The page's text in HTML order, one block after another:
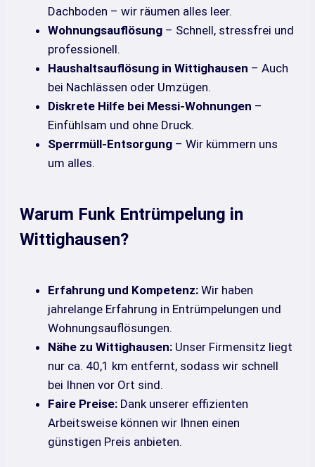
Dachboden – wir räumen alles leer.
Wohnungsauflösung – Schnell, stressfrei und
professionell.
Haushaltsauflösung in Wittighausen – Auch
bei Nachlässen oder Umzügen.
Diskrete Hilfe bei Messi-Wohnungen –
Einfühlsam und ohne Druck.
Sperrmüll-Entsorgung – Wir kümmern uns
um alles.
Warum Funk Entrümpelung in
Wittighausen?
Erfahrung und Kompetenz: Wir haben
jahrelange Erfahrung in Entrümpelungen und
Wohnungsauflösungen.
Nähe zu Wittighausen: Unser Firmensitz liegt
nur ca. 40,1 km entfernt, sodass wir schnell
bei Ihnen vor Ort sind.
Faire Preise: Dank unserer effizienten
Arbeitsweise können wir Ihnen einen
günstigen Preis anbieten.